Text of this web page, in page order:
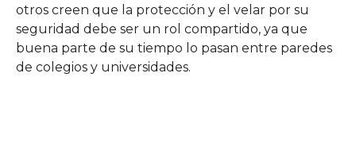
otros creen que la protección y el velar por su
seguridad debe ser un rol compartido, ya que
buena parte de su tiempo lo pasan entre paredes
de colegios y universidades.